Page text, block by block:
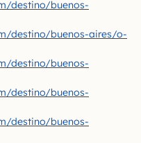
destino/buenos-
destino/buenos-aires/o-
destino/buenos-
destino/buenos-
destino/buenos-